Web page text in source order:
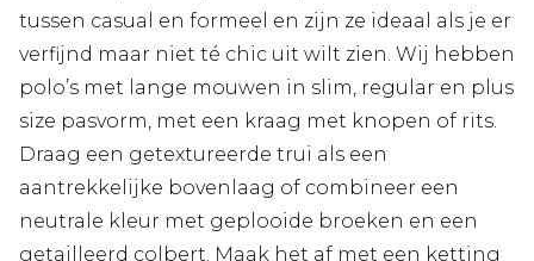
tussen casual en formeel en zijn ze ideaal als je er
verfijnd maar niet té chic uit wilt zien. Wij hebben
polo’s met lange mouwen in slim, regular en plus
size pasvorm, met een kraag met knopen of rits.
Draag een getextureerde trui als een
aantrekkelijke bovenlaag of combineer een
neutrale kleur met geplooide broeken en een
getailleerd colbert. Maak het af met een ketting